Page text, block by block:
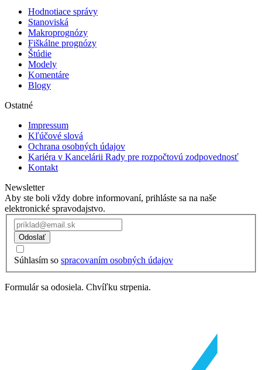
Hodnotiace správy
Stanoviská
Makroprognózy
Fiškálne prognózy
Štúdie
Modely
Komentáre
Blogy
Ostatné
Impressum
Kľúčové slová
Ochrana osobných údajov
Kariéra v Kancelárii Rady pre rozpočtovú zodpovednosť
Kontakt
Newsletter
Aby ste boli vždy dobre informovaní, prihláste sa na naše
elektronické spravodajstvo.
Odoslať
Súhlasím so spracovaním osobných údajov
Formulár sa odosiela. Chvíľku strpenia.